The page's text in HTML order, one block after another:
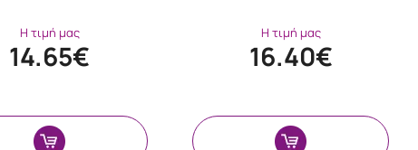
Η τιμή μας
14.65€
Η τιμή μας
16.40€